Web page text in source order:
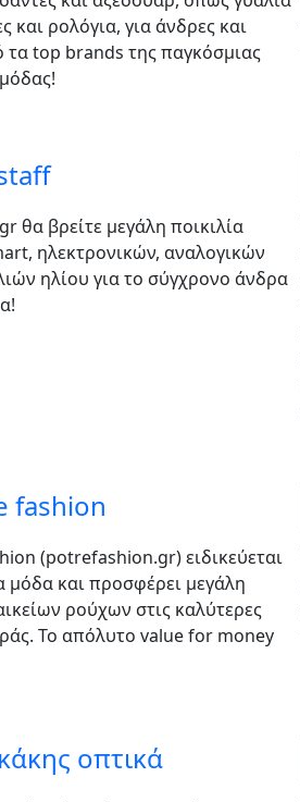
και ρολόγια, για άνδρες και
τα top brands της παγκόσμιας
θα βρείτε μεγάλη ποικιλία
ηλεκτρονικών, αναλογικών
ηλίου για το σύγχρονο άνδρα
fashion
(potrefashion.gr) ειδικεύεται
μόδα και προσφέρει μεγάλη
ρούχων στις καλύτερες
Το απόλυτο value for money
οπτικά